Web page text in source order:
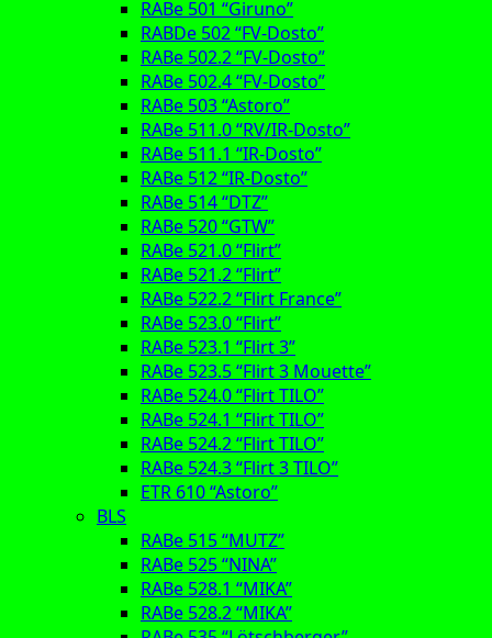
RABe 501 “Giruno”
RABDe 502 “FV-Dosto”
RABe 502.2 “FV-Dosto”
RABe 502.4 “FV-Dosto”
RABe 503 “Astoro”
RABe 511.0 “RV/IR-Dosto”
RABe 511.1 “IR-Dosto”
RABe 512 “IR-Dosto”
RABe 514 “DTZ”
RABe 520 “GTW”
RABe 521.0 “Flirt”
RABe 521.2 “Flirt”
RABe 522.2 “Flirt France”
RABe 523.0 “Flirt”
RABe 523.1 “Flirt 3”
RABe 523.5 “Flirt 3 Mouette”
RABe 524.0 “Flirt TILO”
RABe 524.1 “Flirt TILO”
RABe 524.2 “Flirt TILO”
RABe 524.3 “Flirt 3 TILO”
ETR 610 “Astoro”
BLS
RABe 515 “MUTZ”
RABe 525 “NINA”
RABe 528.1 “MIKA”
RABe 528.2 “MIKA”